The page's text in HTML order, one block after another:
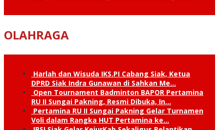
OLAHRAGA
Harlah dan Wisuda IKS.PI Cabang Siak, Ketua
DPRD Siak Indra Gunawan di Sahkan Me…
Open Tournament Badminton BAPOR Pertamina
RU II Sungai Pakning, Resmi Dibuka, In…
Pertamina RU II Sungai Pakning Gelar Turnamen
Voli dalam Rangka HUT Pertamina ke…